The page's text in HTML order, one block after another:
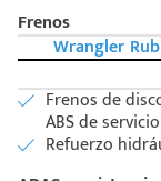
Frenos
Wrangler
Frenos de
ABS de
Refuerzo